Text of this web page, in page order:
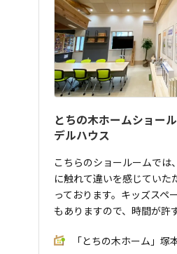
とちの木ホームショー
デルハウス
こちらのショールームでは
に触れて違いを感じていた
っております。キッズスペ
もありますので、時間が許
「とちの木ホーム」塚